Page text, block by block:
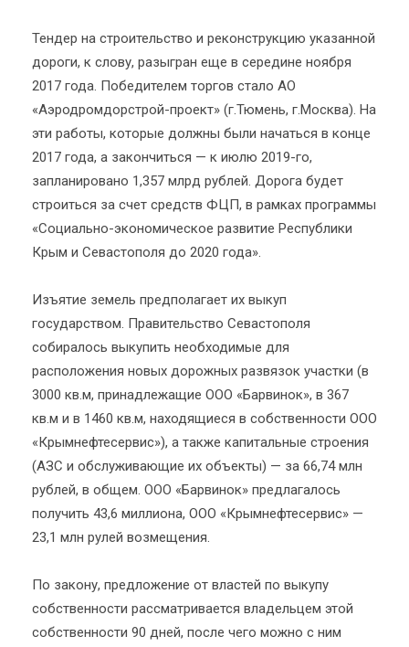
Тендер на строительство и реконструкцию указанной
дороги, к слову, разыгран еще в середине ноября
2017 года. Победителем торгов стало АО
«Аэродромдорстрой-проект» (г.Тюмень, г.Москва). На
эти работы, которые должны были начаться в конце
2017 года, а закончиться — к июлю 2019-го,
запланировано 1,357 млрд рублей. Дорога будет
строиться за счет средств ФЦП, в рамках программы
«Социально-экономическое развитие Республики
Крым и Севастополя до 2020 года».
Изъятие земель предполагает их выкуп
государством. Правительство Севастополя
собиралось выкупить необходимые для
расположения новых дорожных развязок участки (в
3000 кв.м, принадлежащие ООО «Барвинок», в 367
кв.м и в 1460 кв.м, находящиеся в собственности ООО
«Крымнефтесервис»), а также капитальные строения
(АЗС и обслуживающие их объекты) — за 66,74 млн
рублей, в общем. ООО «Барвинок» предлагалось
получить 43,6 миллиона, ООО «Крымнефтесервис» —
23,1 млн рулей возмещения.
По закону, предложение от властей по выкупу
собственности рассматривается владельцем этой
собственности 90 дней, после чего можно с ним